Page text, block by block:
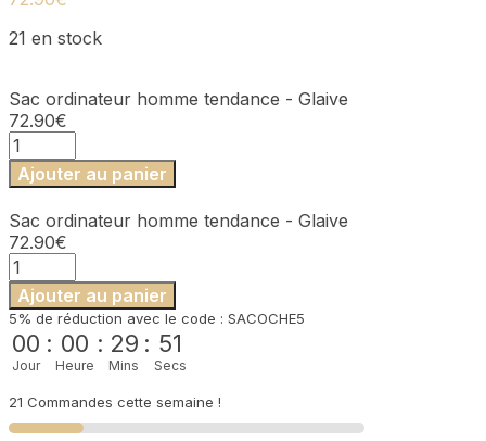
21 en stock
Sac ordinateur homme tendance - Glaive
72.90€
quantité
de
Sac
homme
tendance
-
Glaive
Ajouter au panier
Sac ordinateur homme tendance - Glaive
72.90€
quantité
de
Sac
ordinateur
homme
tendance
-
Ajouter au panier
5% de réduction avec le code : SACOCHE5
00
Jour
: 00
Heure
: 29
Mins
: 51
Secs
21 Commandes cette semaine !